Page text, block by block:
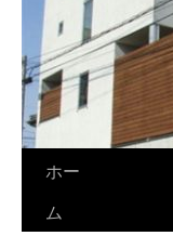
ホー
ム